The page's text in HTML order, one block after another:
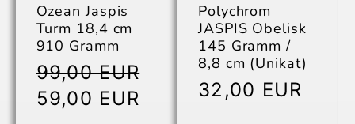
Ozean Jaspis
Turm 18,4 cm
910 Gramm
Normaler
Preis
99,00 EUR
Verkaufspreis
59,00 EUR
Polychrom
JASPIS Obelisk
145 Gramm /
8,8 cm (Unikat)
Normaler
32,00 EUR